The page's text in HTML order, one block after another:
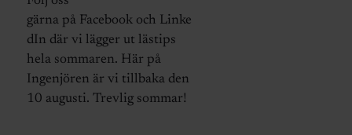
gärna på Facebook och Linke
dIn där vi lägger ut lästips
hela sommaren. Här på
Ingenjören är vi tillbaka den
10 augusti. Trevlig sommar!